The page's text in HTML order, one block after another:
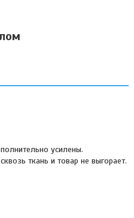
усилены.
ткань и товар не выгорает.